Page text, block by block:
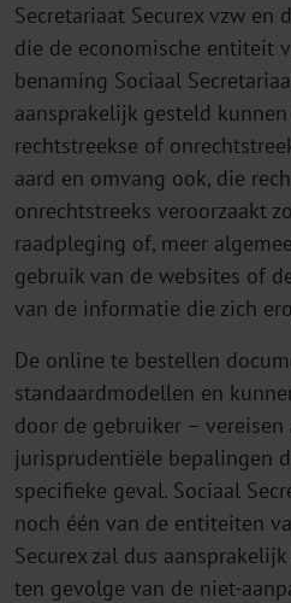
Secretariaat Securex vzw
die de economische entiteit
benaming Sociaal
aansprakelijk gesteld
rechtstreekse of
aard en omvang ook, die
onrechtstreeks veroorzaakt
raadpleging of, meer
gebruik van de websites of
van de informatie die zich
De online te bestellen
standaardmodellen en
door de gebruiker –
jurisprudentiële bepalingen
specifieke geval. Sociaal
noch één van de entiteiten
Securex zal dus
ten gevolge van de niet-